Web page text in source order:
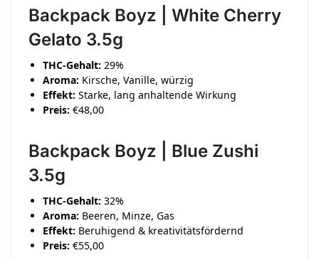
Backpack Boyz | White Cherry
Gelato 3.5g
THC-Gehalt: 29%
Aroma: Kirsche, Vanille, würzig
Effekt: Starke, lang anhaltende Wirkung
Preis: €48,00
Backpack Boyz | Blue Zushi
3.5g
THC-Gehalt: 32%
Aroma: Beeren, Minze, Gas
Effekt: Beruhigend & kreativitätsfördernd
Preis: €55,00